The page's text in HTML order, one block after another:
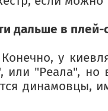
дальше в
у
или "Реала", но
динамовцы,